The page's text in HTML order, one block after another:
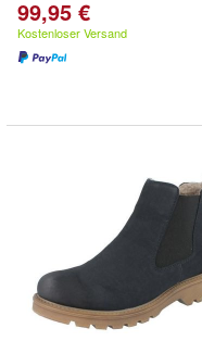
99,95 €
Kostenloser Versand